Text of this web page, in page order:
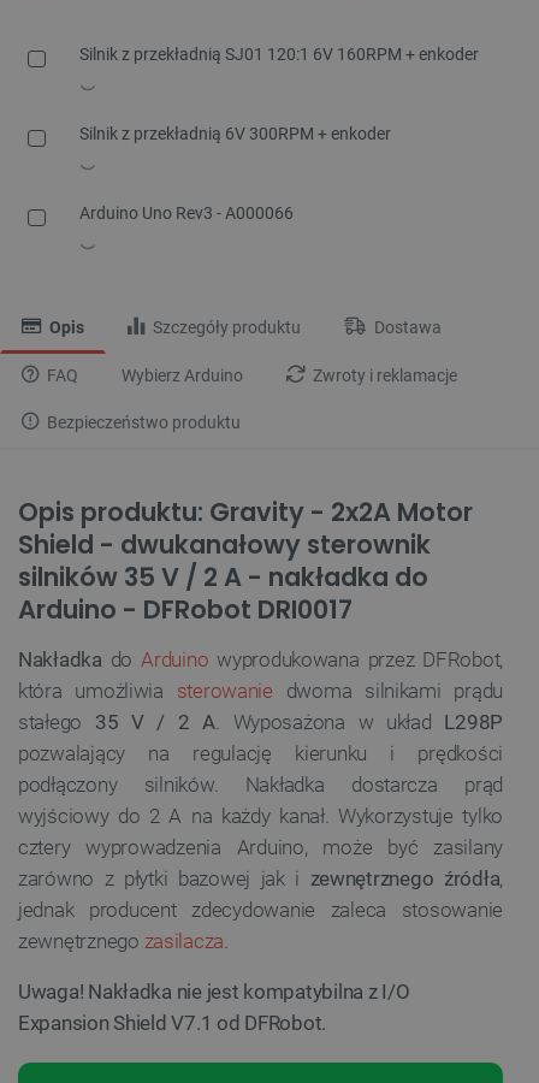
Silnik z przekładnią SJ01 120:1 6V 160RPM + enkoder
Silnik z przekładnią 6V 300RPM + enkoder
Arduino Uno Rev3 - A000066
Opis Szczegóły produktu Dostawa
FAQ Wybierz Arduino Zwroty i reklamacje
Bezpieczeństwo produktu
Opis produktu: Gravity - 2x2A Motor
Shield - dwukanałowy sterownik
silników 35 V / 2 A - nakładka do
Arduino - DFRobot DRI0017
Nakładka doArduino wyprodukowana przez DFRobot,
która umożliwia sterowanie dwoma silnikami prądu
stałego 35 V / 2 A. Wyposażona w układ L298P
pozwalający na regulację kierunku i prędkości
podłączony silników. Nakładka dostarcza prąd
wyjściowy do 2 A na każdy kanał. Wykorzystuje tylko
cztery wyprowadzenia Arduino, może być zasilany
zarówno z płytki bazowej jak i zewnętrznego źródła,
jednak producent zdecydowanie zaleca stosowanie
zewnętrznego zasilacza.
Uwaga! Nakładka nie jest kompatybilna z I/O
Expansion Shield V7.1 od DFRobot.